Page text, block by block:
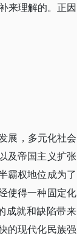
来理解的。正因
展，多元化社会
及帝国主义扩张
霸权地位成为了
使得一种固定化
成就和缺陷带来
的现代化民族强